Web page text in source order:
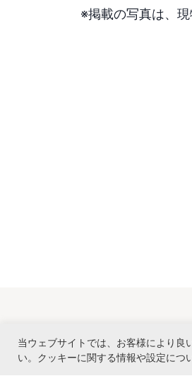
※掲載の写真は、
当ウェブサイトでは、お客様により良
い。クッキーに関する情報や設定につ